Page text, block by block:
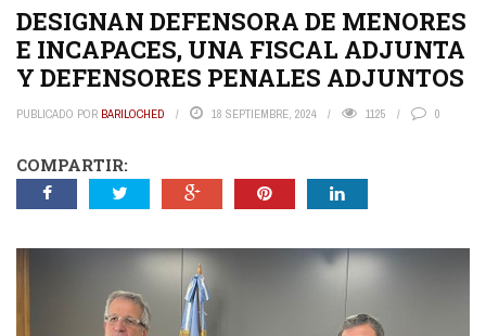
DESIGNAN DEFENSORA DE MENORES
E INCAPACES, UNA FISCAL ADJUNTA
Y DEFENSORES PENALES ADJUNTOS
PUBLICADO POR BARILOCHED 18 SEPTIEMBRE, 2024 1125 0
COMPARTIR: